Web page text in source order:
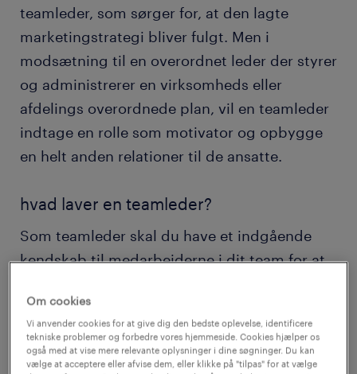
teamleder, som sørger for, at den lagte
marketingstrategi bliver fulgt. Men i
modsætning til en overordnet leder der styrer
og administrerer en virksomheds eller
afdelings overordnede plan, vil en teamleder
indtage en rolle som motivator og opbygge
en helt anden relationer til de ansatte.
hvad laver en teamleder?
Som teamleder skal du have et indgående
kendskab til medarbejderne i dit team for at
også have vide hvad der inspirerer dem og
hvilke faglige interesser de har, før du
uddelegerer opgaver og ansvar. På den måde
Om cookies
Vi anvender cookies for at give dig den bedste oplevelse, identificere
tekniske problemer og forbedre vores hjemmeside. Cookies hjælper os
også med at vise mere relevante oplysninger i dine søgninger. Du kan
vælge at acceptere eller afvise dem, eller klikke på "tilpas" for at vælge